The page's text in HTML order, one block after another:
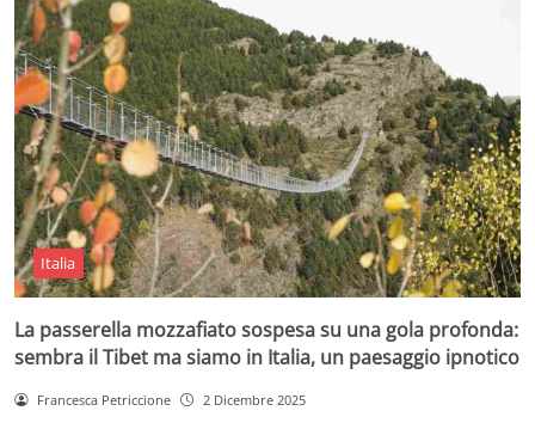
Italia
La passerella mozzafiato sospesa su una gola profonda:
sembra il Tibet ma siamo in Italia, un paesaggio ipnotico
Francesca Petriccione 2 Dicembre 2025